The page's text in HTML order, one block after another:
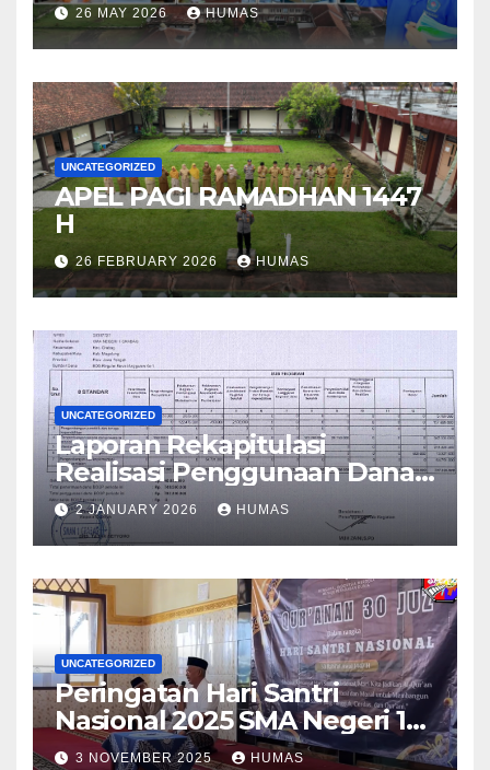
26 MAY 2026 HUMAS
UNCATEGORIZED
APEL PAGI RAMADHAN 1447
H
26 FEBRUARY 2026 HUMAS
UNCATEGORIZED
Laporan Rekapitulasi
Realisasi Penggunaan Dana
BOS Reguler Tahap 2 Tahun
2025
2 JANUARY 2026 HUMAS
UNCATEGORIZED
Peringatan Hari Santri
Nasional 2025 SMA Negeri 1
Grabag
3 NOVEMBER 2025 HUMAS